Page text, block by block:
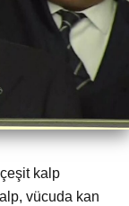
kalp
vücuda kan